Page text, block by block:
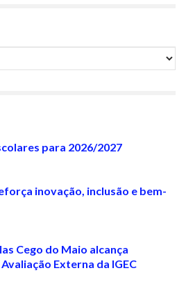
para 2026/2027
inovação, inclusão e bem-
Cego do Maio alcança
Externa da IGEC